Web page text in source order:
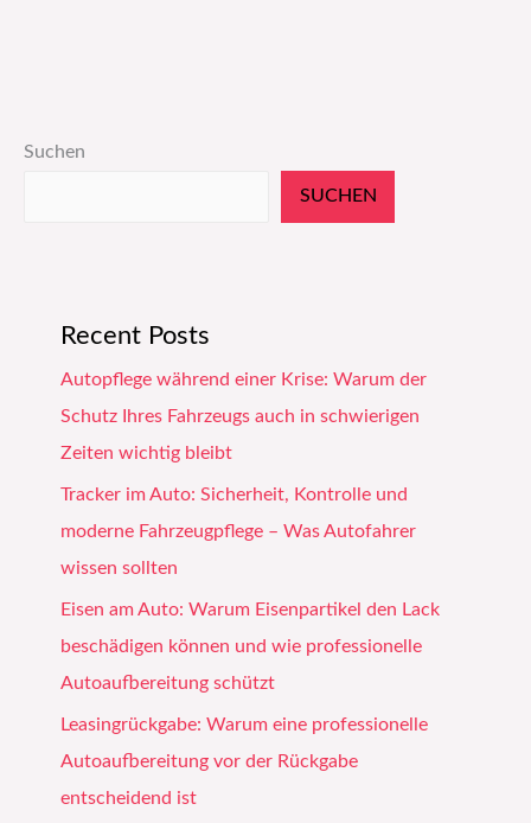
Suchen
SUCHEN
Recent Posts
Autopflege während einer Krise: Warum der
Schutz Ihres Fahrzeugs auch in schwierigen
Zeiten wichtig bleibt
Tracker im Auto: Sicherheit, Kontrolle und
moderne Fahrzeugpflege – Was Autofahrer
wissen sollten
Eisen am Auto: Warum Eisenpartikel den Lack
beschädigen können und wie professionelle
Autoaufbereitung schützt
Leasingrückgabe: Warum eine professionelle
Autoaufbereitung vor der Rückgabe
entscheidend ist